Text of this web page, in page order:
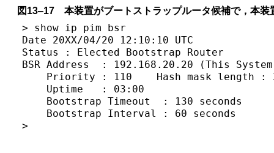
図13‒17 本装置がブートストラップルータ候補で，本装
> show ip pim bsr
Date 20XX/04/20 12:10:10 UTC
Status : Elected Bootstrap Router
BSR Address  : 192.168.20.20 (This
Priority : 110    Hash mask length :
    Uptime   : 03:00
    Bootstrap Timeout  : 130 seconds
    Bootstrap Interval : 60 seconds
>